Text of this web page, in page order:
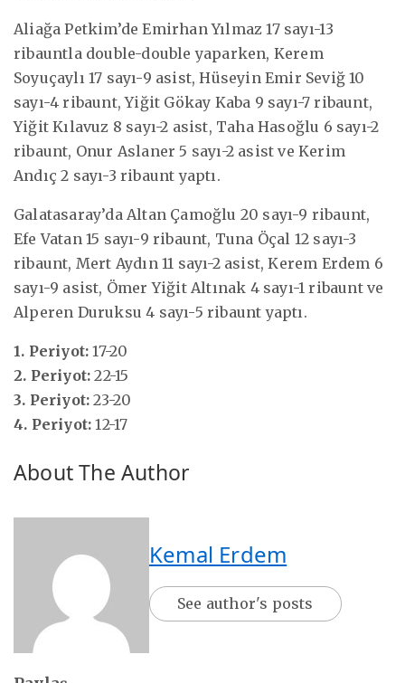
Aliağa Petkim’de Emirhan Yılmaz 17 sayı-13
ribauntla double-double yaparken, Kerem
Soyuçaylı 17 sayı-9 asist, Hüseyin Emir Seviğ 10
sayı-4 ribaunt, Yiğit Gökay Kaba 9 sayı-7 ribaunt,
Yiğit Kılavuz 8 sayı-2 asist, Taha Hasoğlu 6 sayı-2
ribaunt, Onur Aslaner 5 sayı-2 asist ve Kerim
Andıç 2 sayı-3 ribaunt yaptı.
Galatasaray’da Altan Çamoğlu 20 sayı-9 ribaunt,
Efe Vatan 15 sayı-9 ribaunt, Tuna Öçal 12 sayı-3
ribaunt, Mert Aydın 11 sayı-2 asist, Kerem Erdem 6
sayı-9 asist, Ömer Yiğit Altınak 4 sayı-1 ribaunt ve
Alperen Duruksu 4 sayı-5 ribaunt yaptı.
1. Periyot: 17-20
2. Periyot: 22-15
3. Periyot: 23-20
4. Periyot: 12-17
About The Author
Kemal Erdem
See author's posts